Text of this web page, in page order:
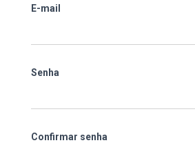
E-mail
Senha
Confirmar senha